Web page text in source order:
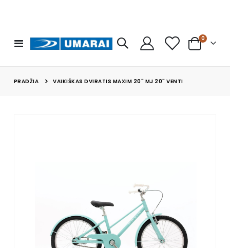
Toggle
Nav
Cart
0prekės
PRADŽIA VAIKIŠKAS DVIRATIS MAXIM 20" MJ 20" VENTI